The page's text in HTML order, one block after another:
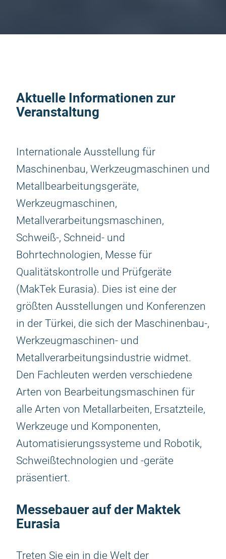
Aktuelle Informationen zur
Veranstaltung
Internationale Ausstellung für
Maschinenbau, Werkzeugmaschinen und
Metallbearbeitungsgeräte,
Werkzeugmaschinen,
Metallverarbeitungsmaschinen,
Schweiß-, Schneid- und
Bohrtechnologien, Messe für
Qualitätskontrolle und Prüfgeräte
(MakTek Eurasia). Dies ist eine der
größten Ausstellungen und Konferenzen
in der Türkei, die sich der Maschinenbau-,
Werkzeugmaschinen- und
Metallverarbeitungsindustrie widmet.
Den Fachleuten werden verschiedene
Arten von Bearbeitungsmaschinen für
alle Arten von Metallarbeiten, Ersatzteile,
Werkzeuge und Komponenten,
Automatisierungssysteme und Robotik,
Schweißtechnologien und -geräte
präsentiert.
Messebauer auf der Maktek
Eurasia
Treten Sie ein in die Welt der